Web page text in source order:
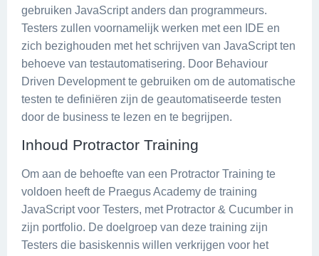
gebruiken JavaScript anders dan programmeurs.
Testers zullen voornamelijk werken met een IDE en
zich bezighouden met het schrijven van JavaScript ten
behoeve van testautomatisering. Door Behaviour
Driven Development te gebruiken om de automatische
testen te definiëren zijn de geautomatiseerde testen
door de business te lezen en te begrijpen.
Inhoud Protractor Training
Om aan de behoefte van een Protractor Training te
voldoen heeft de Praegus Academy de training
JavaScript voor Testers, met Protractor & Cucumber in
zijn portfolio. De doelgroep van deze training zijn
Testers die basiskennis willen verkrijgen voor het